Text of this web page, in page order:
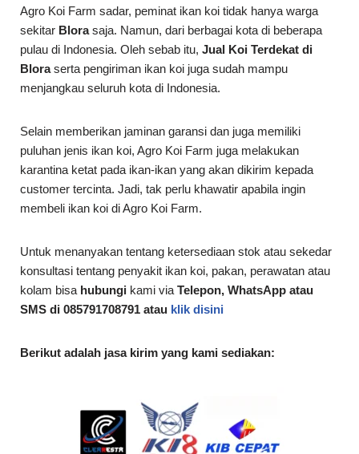
Agro Koi Farm sadar, peminat ikan koi tidak hanya warga
sekitar Blorasaja. Namun, dari berbagai kota di beberapa
pulau di Indonesia. Oleh sebab itu, Jual Koi Terdekat di
Bloraserta pengiriman ikan koi juga sudah mampu
menjangkau seluruh kota di Indonesia.
Selain memberikan jaminan garansi dan juga memiliki
puluhan jenis ikan koi, Agro Koi Farm juga melakukan
karantina ketat pada ikan-ikan yang akan dikirim kepada
customer tercinta. Jadi, tak perlu khawatir apabila ingin
membeli ikan koi di Agro Koi Farm.
Untuk menanyakan tentang ketersediaan stok atau sekedar
konsultasi tentang penyakit ikan koi, pakan, perawatan atau
kolam bisa hubungi kami viaTelepon, WhatsApp atau
SMS di 085791708791 atau klik disini
Berikut adalah jasa kirim yang kami sediakan: